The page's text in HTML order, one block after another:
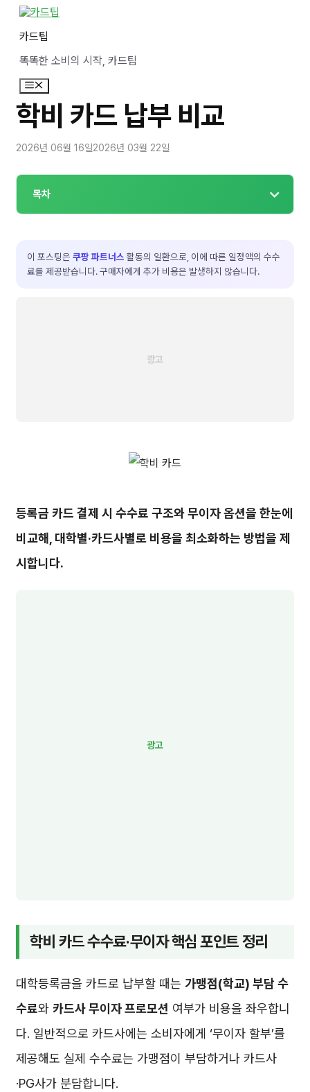
카드팁
똑똑한 소비의 시작, 카드팁
메
뉴
학비 카드 납부 비교
2026년 06월 16일2026년 03월 22일
목차
이 포스팅은 쿠팡 파트너스 활동의 일환으로, 이에 따른 일정액의 수수
료를 제공받습니다. 구매자에게 추가 비용은 발생하지 않습니다.
등록금 카드 결제 시 수수료 구조와 무이자 옵션을 한눈에
비교해, 대학별·카드사별로 비용을 최소화하는 방법을 제
시합니다.
학비 카드 수수료·무이자 핵심 포인트 정리
대학등록금을 카드로 납부할 때는 가맹점(학교) 부담 수
수료와 카드사 무이자 프로모션 여부가 비용을 좌우합니
다. 일반적으로 카드사에는 소비자에게 ‘무이자 할부’를
제공해도 실제 수수료는 가맹점이 부담하거나 카드사
·PG사가 분담합니다.